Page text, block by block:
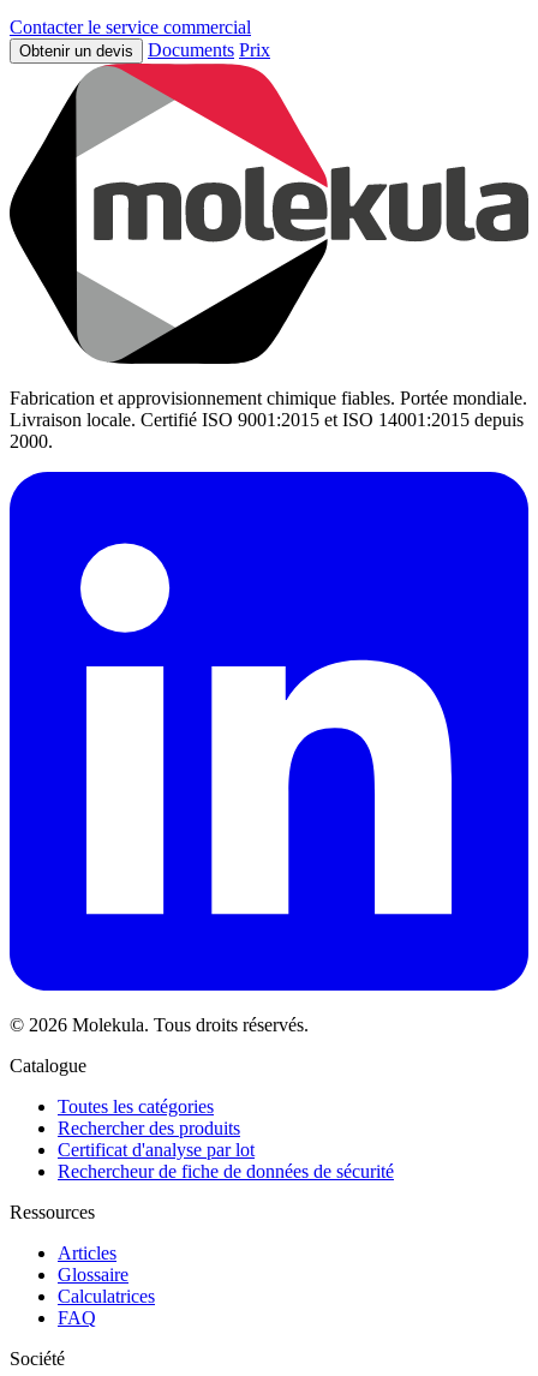
Contacter le service commercial
Obtenir un devis Documents Prix
Fabrication et approvisionnement chimique fiables. Portée mondiale.
Livraison locale. Certifié ISO 9001:2015 et ISO 14001:2015 depuis
2000.
© 2026 Molekula. Tous droits réservés.
Catalogue
Toutes les catégories
Rechercher des produits
Certificat d'analyse par lot
Rechercheur de fiche de données de sécurité
Ressources
Articles
Glossaire
Calculatrices
FAQ
Société